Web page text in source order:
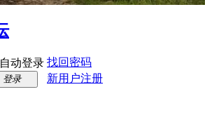
自动登录 找回密码
登录
新用户注册